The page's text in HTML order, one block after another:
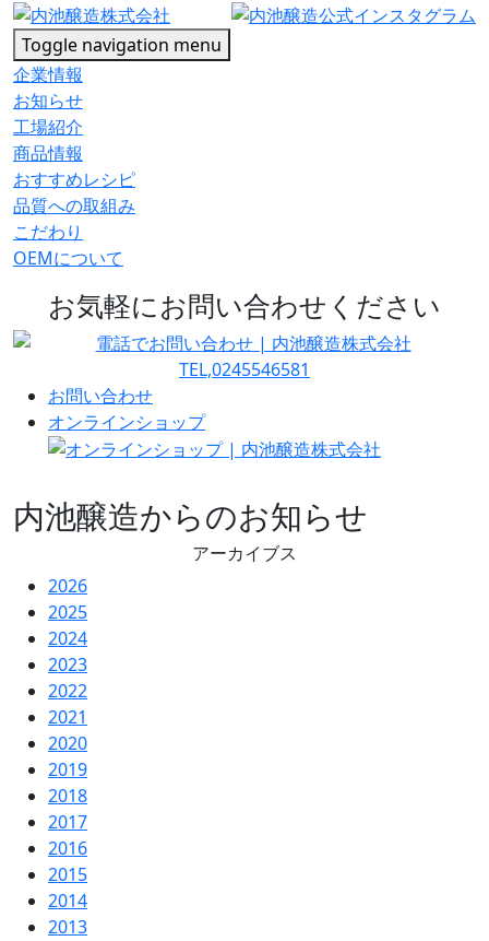
Toggle navigation menu
企業情報
お知らせ
工場紹介
商品情報
おすすめレシピ
品質への取組み
こだわり
OEMについて
お気軽にお問い合わせください
お問い合わせ
オンラインショップ
内池醸造からのお知らせ
アーカイブス
2026
2025
2024
2023
2022
2021
2020
2019
2018
2017
2016
2015
2014
2013